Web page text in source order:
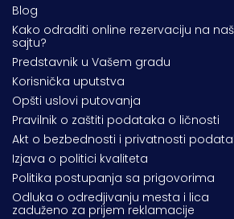
Blog
Kako odraditi online rezervaciju na
sajtu?
Predstavnik u Vašem gradu
Korisnička uputstva
Opšti uslovi putovanja
Pravilnik o zaštiti podataka o ličnosti
Akt o bezbednosti i privatnosti
Izjava o politici kvaliteta
Politika postupanja sa prigovorima
Odluka o odredjivanju mesta i lica
zaduženo za prijem reklamacije